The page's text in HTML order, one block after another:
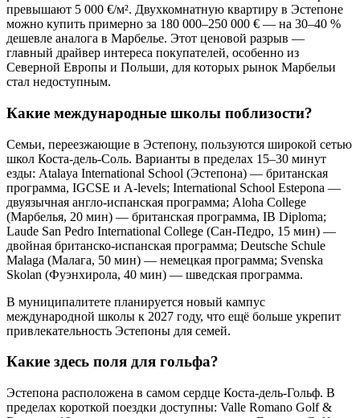
превышают 5 000 €/м². Двухкомнатную квартиру в Эстепоне
можно купить примерно за 180 000–250 000 € — на 30–40 %
дешевле аналога в Марбелье. Этот ценовой разрыв —
главный драйвер интереса покупателей, особенно из
Северной Европы и Польши, для которых рынок Марбельи
стал недоступным.
Какие международные школы поблизости?
Семьи, переезжающие в Эстепону, пользуются широкой сетью
школ Коста-дель-Соль. Варианты в пределах 15–30 минут
езды: Atalaya International School (Эстепона) — британская
программа, IGCSE и A-levels; International School Estepona —
двуязычная англо-испанская программа; Aloha College
(Марбелья, 20 мин) — британская программа, IB Diploma;
Laude San Pedro International College (Сан-Педро, 15 мин) —
двойная британско-испанская программа; Deutsche Schule
Malaga (Малага, 50 мин) — немецкая программа; Svenska
Skolan (Фуэнхирола, 40 мин) — шведская программа.
В муниципалитете планируется новый кампус
международной школы к 2027 году, что ещё больше укрепит
привлекательность Эстепоны для семей.
Какие здесь поля для гольфа?
Эстепона расположена в самом сердце Коста-дель-Гольф. В
пределах короткой поездки доступны: Valle Romano Golf &